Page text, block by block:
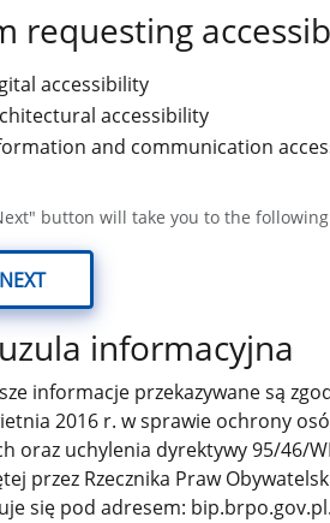
requesting
accessibility
accessibility
and communication
button will take you to the
NEXT
informacyjna
informacje przekazywane są
2016 r. w sprawie ochrony
oraz uchylenia dyrektywy 95/46/
przez Rzecznika Praw
się pod adresem: bip.brpo.gov.pl.